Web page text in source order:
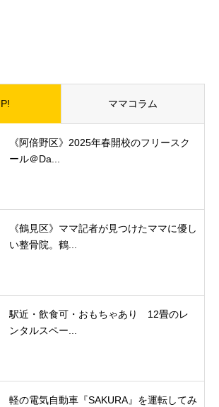
ママコラム
《阿倍野区》2025年春開校のフリースク
ール＠Da...
《鶴見区》ママ記者が見つけたママに優し
い整骨院。鶴...
駅近・飲食可・おもちゃあり 12畳のレ
ンタルスペー...
軽の電気自動車『SAKURA』を運転してみ